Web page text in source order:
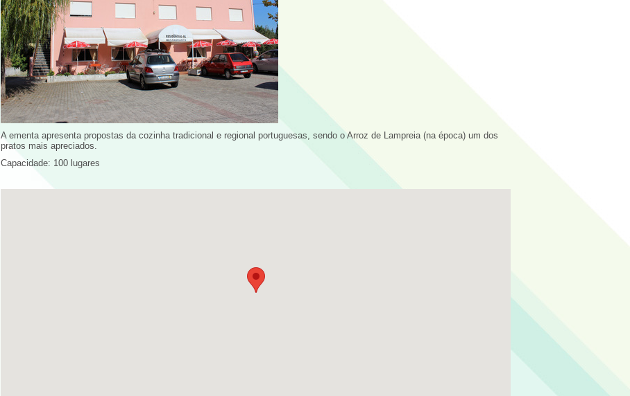
A ementa apresenta propostas da cozinha tradicional e regional portuguesas, sendo o Arroz de Lampreia (na época) um dos
pratos mais apreciados.
Capacidade: 100 lugares